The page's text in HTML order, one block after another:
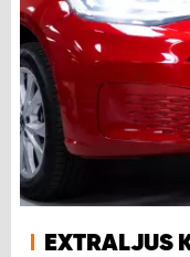
EXTRALJUS
WORK SYSTEM SKELLEFTEÅ
WORK SYSTEM SKÖVDE
WORK SYSTEM
WORK SYSTEM STOCKHOLM